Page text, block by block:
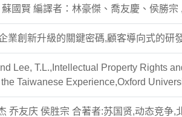
國賢 編譯者：林豪傑、喬友慶、侯勝宗
業創新升級的關鍵密碼,顧客導向式的
Lee, T.L.,Intellectual Property Rights
Taiwanese Experience,Oxford
乔友庆 侯胜宗 合著者:苏国贤,动态竞争,